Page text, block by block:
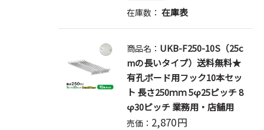
在庫数： 在庫表
商品名： UKB-F250-10S（25c
mの長いタイプ）送料無料★
有孔ボード用フック10本セッ
ト 長さ250ｍｍ 5φ25ピッチ 8
φ30ピッチ 業務用・店舗用
売価： 2,870円